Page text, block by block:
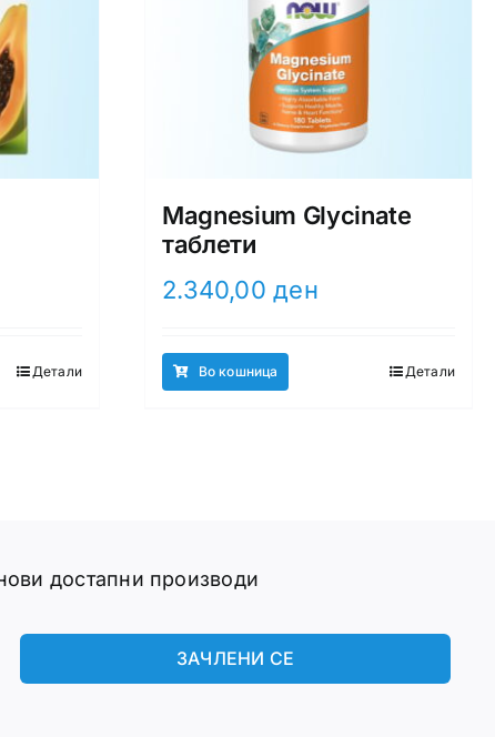
Детали
Magnesium Glycinate
таблети
2.340,00ден
Во кошница Детали
достапни производи
ЗАЧЛЕНИ СЕ